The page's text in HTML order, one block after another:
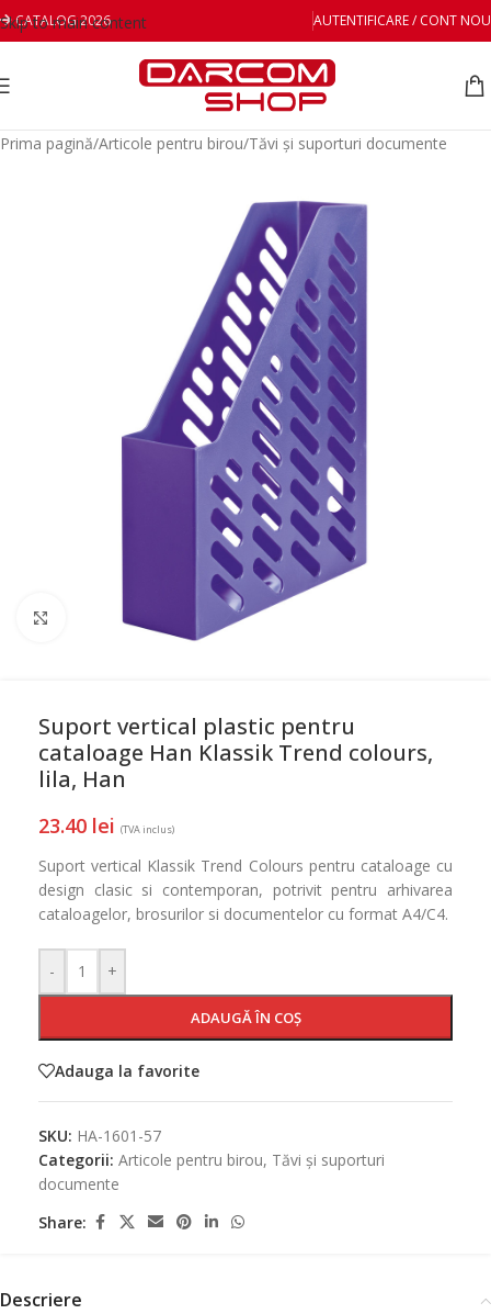
Skip to main content
CATALOG 2026 AUTENTIFICARE / CONT NOU
Prima pagină/Articole pentru birou/Tăvi și suporturi documente
Suport vertical plastic pentru
cataloage Han Klassik Trend colours,
lila, Han
23.40 lei (TVA inclus)
Suport vertical Klassik Trend Colours pentru cataloage cu
design clasic si contemporan, potrivit pentru arhivarea
cataloagelor, brosurilor si documentelor cu format A4/C4.
- +
ADAUGĂ ÎN COȘ
Adauga la favorite
SKU: HA-1601-57
Categorii: Articole pentru birou, Tăvi și suporturi
documente
Share:
Descriere